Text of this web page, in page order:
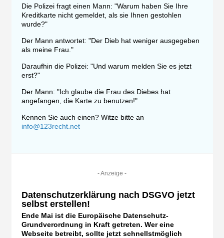
Die Polizei fragt einen Mann: "Warum haben Sie Ihre
Kreditkarte nicht gemeldet, als sie Ihnen gestohlen
wurde?"
Der Mann antwortet: "Der Dieb hat weniger ausgegeben
als meine Frau."
Daraufhin die Polizei: "Und warum melden Sie es jetzt
erst?"
Der Mann: "Ich glaube die Frau des Diebes hat
angefangen, die Karte zu benutzen!"
Kennen Sie auch einen? Witze bitte an
info@123recht.net
- Anzeige -
Datenschutzerklärung nach DSGVO jetzt
selbst erstellen!
Ende Mai ist die Europäische Datenschutz-
Grundverordnung in Kraft getreten. Wer eine
Webseite betreibt, sollte jetzt schnellstmöglich